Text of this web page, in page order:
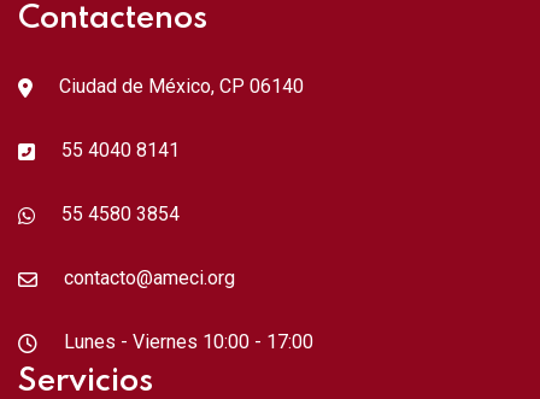
Contactenos
Ciudad de México, CP 06140
55 4040 8141
55 4580 3854
contacto@ameci.org
Lunes - Viernes 10:00 - 17:00
Servicios